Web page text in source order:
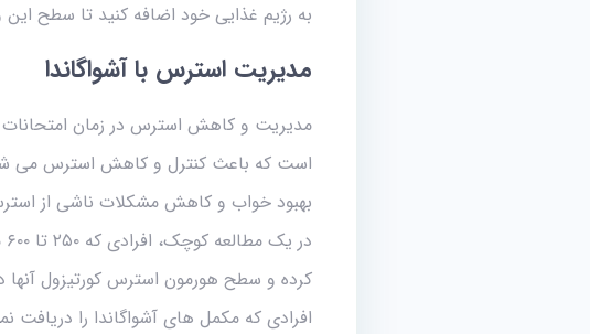
به رژیم غذایی خود اضافه کنید تا سطح
مدیریت استرس با آشواگاندا
مدیریت و کاهش استرس در زمان امتحانات و
است که باعث کنترل و کاهش استرس می
بهبود خواب و کاهش مشکلات ناشی از
کرده و سطح هورمون استرس کورتیزول آنها
افرادی که مکمل‌ های آشواگاندا را دریافت